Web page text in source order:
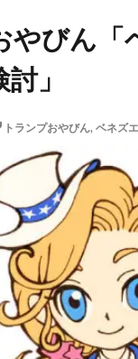
やびん
」
トランプおやびん, ベネズ